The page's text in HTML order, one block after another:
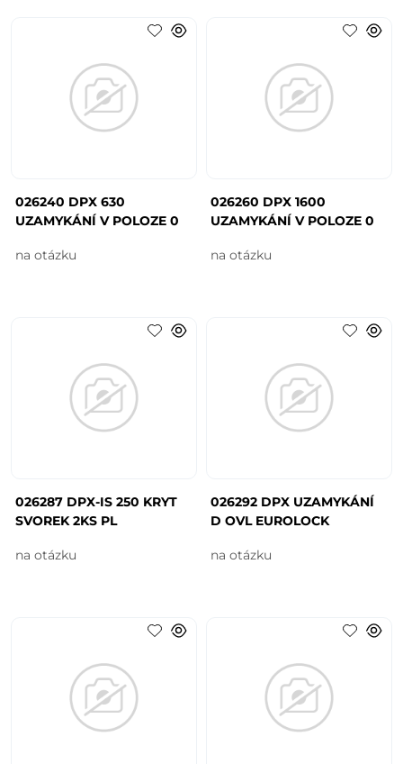
026240 DPX 630
UZAMYKÁNÍ V POLOZE 0
na otázku
026260 DPX 1600
UZAMYKÁNÍ V POLOZE 0
na otázku
026287 DPX-IS 250 KRYT
SVOREK 2KS PL
na otázku
026292 DPX UZAMYKÁNÍ
D OVL EUROLOCK
na otázku